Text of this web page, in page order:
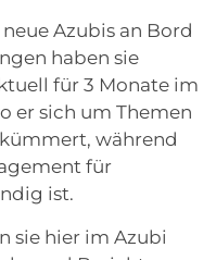
Azubis an Bord
haben sie
für 3 Monate im
er sich um Themen
während
für
ist.
sie hier im Azubi